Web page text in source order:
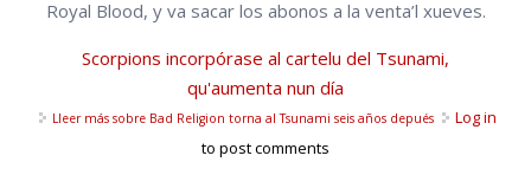
Royal Blood, y va sacar los abonos a la venta’l xueves.
Scorpions incorpórase al cartelu del Tsunami,
qu'aumenta nun día
Lleer más sobre Bad Religion torna al Tsunami seis años depués
Log in
to post comments